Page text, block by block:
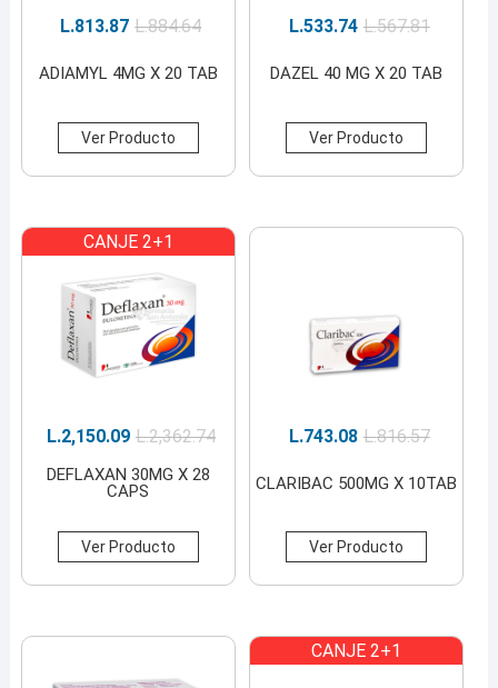
L.884.64
L.813.87
ADIAMYL 4MG X 20 TAB
Ver Producto
L.567.81
L.533.74
DAZEL 40 MG X 20 TAB
Ver Producto
CANJE 2+1
L.2,362.74
L.2,150.09
DEFLAXAN 30MG X 28
CAPS
Ver Producto
L.816.57
L.743.08
CLARIBAC 500MG X 10TAB
Ver Producto
CANJE 2+1